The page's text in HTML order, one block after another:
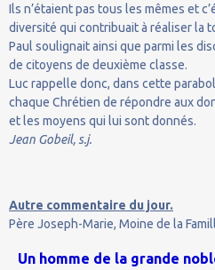
Ils n’étaient pas tous les mêmes et
diversité qui contribuait à réaliser la
Paul soulignait ainsi que parmi les
de citoyens de deuxième classe.
Luc rappelle donc, dans cette
chaque Chrétien de répondre aux
et les moyens qui lui sont donnés.
Jean Gobeil, s.j.
Autre commentaire du jour.
Père Joseph-Marie, Moine de la
Un homme de la grande